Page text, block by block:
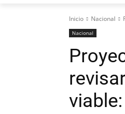
Inicio Nacional
Nacional